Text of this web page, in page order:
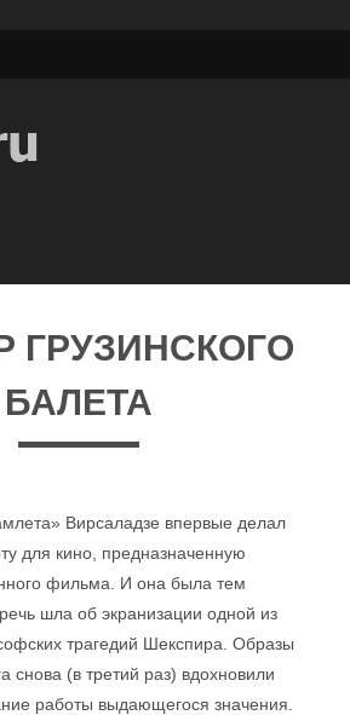
ГРУЗИНСКОГО
БАЛЕТА
Вирсаладзе впервые делал
для кино, предназначенную
фильма. И она была тем
шла об экранизации одной из
трагедий Шекспира. Образы
снова (в третий раз) вдохновили
работы выдающегося значения.